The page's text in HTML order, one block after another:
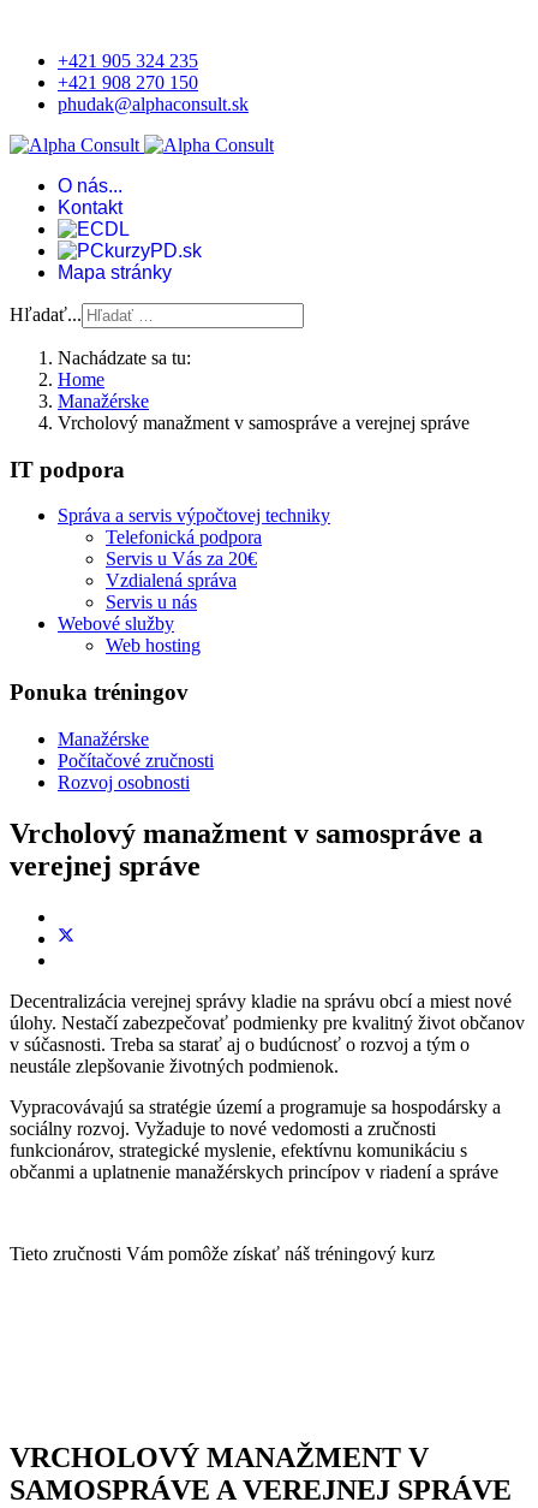
+421 905 324 235
+421 908 270 150
phudak@alphaconsult.sk
O nás...
Kontakt
Mapa stránky
Hľadať...
Nachádzate sa tu:
Home
Manažérske
Vrcholový manažment v samospráve a verejnej správe
IT podpora
Správa a servis výpočtovej techniky
Telefonická podpora
Servis u Vás za 20€
Vzdialená správa
Servis u nás
Webové služby
Web hosting
Ponuka tréningov
Manažérske
Počítačové zručnosti
Rozvoj osobnosti
Vrcholový manažment v samospráve a
verejnej správe
Decentralizácia verejnej správy kladie na správu obcí a miest nové
úlohy. Nestačí zabezpečovať podmienky pre kvalitný život občanov
v súčasnosti. Treba sa starať aj o budúcnosť o rozvoj a tým o
neustále zlepšovanie životných podmienok.
Vypracovávajú sa stratégie území a programuje sa hospodársky a
sociálny rozvoj. Vyžaduje to nové vedomosti a zručnosti
funkcionárov, strategické myslenie, efektívnu komunikáciu s
občanmi a uplatnenie manažérskych princípov v riadení a správe
Tieto zručnosti Vám pomôže získať náš tréningový kurz
VRCHOLOVÝ MANAŽMENT V
SAMOSPRÁVE A VEREJNEJ SPRÁVE